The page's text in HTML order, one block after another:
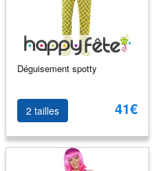
Déguisement spotty
2 tailles 41€